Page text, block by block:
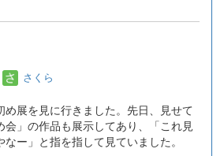
さくら
め展を見に行きました。先日、見せて
会」の作品も展示してあり、「これ見
ー」と指を指して見ていました。